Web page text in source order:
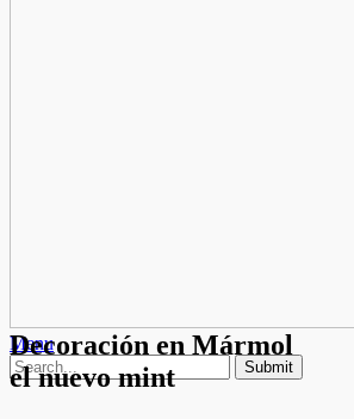
Menu
Decoración en Mármol
el nuevo mint